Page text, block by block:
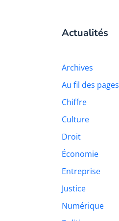
Actualités
Archives
Au fil des pages
Chiffre
Culture
Droit
Économie
Entreprise
Justice
Numérique